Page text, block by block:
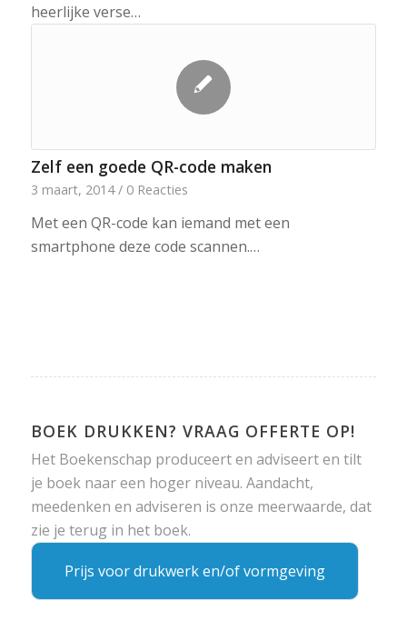
heerlijke verse…
Zelf een goede QR-code maken
3 maart, 2014 / 0 Reacties
Met een QR-code kan iemand met een
smartphone deze code scannen.…
BOEK DRUKKEN? VRAAG OFFERTE OP!
Het Boekenschap produceert en adviseert en tilt
je boek naar een hoger niveau. Aandacht,
meedenken en adviseren is onze meerwaarde, dat
zie je terug in het boek.
Prijs voor drukwerk en/of vormgeving